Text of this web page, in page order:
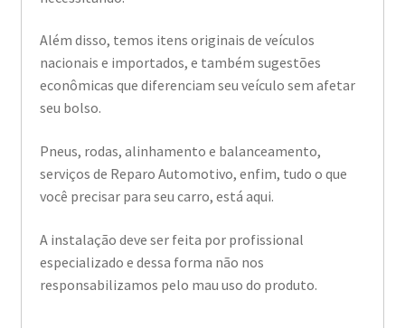
Além disso, temos itens originais de veículos
nacionais e importados, e também sugestões
econômicas que diferenciam seu veículo sem afetar
seu bolso.
Pneus, rodas, alinhamento e balanceamento,
serviços de Reparo Automotivo, enfim, tudo o que
você precisar para seu carro, está aqui.
A instalação deve ser feita por profissional
especializado e dessa forma não nos
responsabilizamos pelo mau uso do produto.